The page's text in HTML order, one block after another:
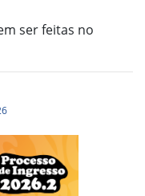
ser feitas no